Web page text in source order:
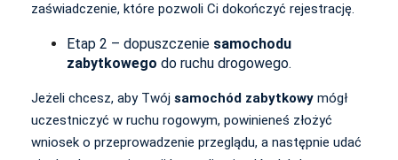
zaświadczenie, które pozwoli Ci dokończyć rejestrację.
Etap 2 – dopuszczenie samochodu
zabytkowego do ruchu drogowego.
Jeżeli chcesz, aby Twój samochód zabytkowy mógł
uczestniczyć w ruchu rogowym, powinieneś złożyć
wniosek o przeprowadzenie przeglądu, a następnie udać